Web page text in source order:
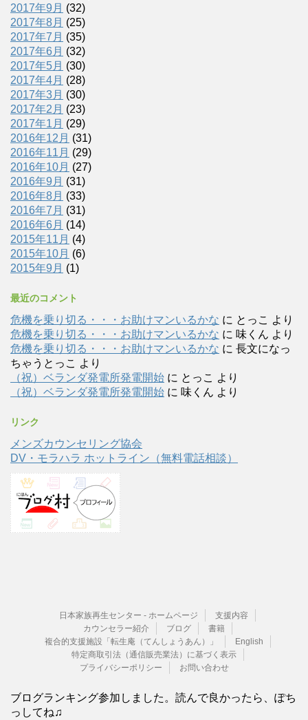
2017年9月 (32)
2017年8月 (25)
2017年7月 (35)
2017年6月 (32)
2017年5月 (30)
2017年4月 (28)
2017年3月 (30)
2017年2月 (23)
2017年1月 (29)
2016年12月 (31)
2016年11月 (29)
2016年10月 (27)
2016年9月 (31)
2016年8月 (33)
2016年7月 (31)
2016年6月 (14)
2015年11月 (4)
2015年10月 (6)
2015年9月 (1)
最近のコメント
危機を乗り切る・・・お助けマンいるかな に とっこ より
危機を乗り切る・・・お助けマンいるかな に 味くん より
危機を乗り切る・・・お助けマンいるかな に 長文になっ
ちゃうとっこ より
（祝）ベランダ発電所発電開始 に とっこ より
（祝）ベランダ発電所発電開始 に 味くん より
リンク
メンズカウンセリング協会
DV・モラハラ ホットライン（無料電話相談）
日本家族再生センター - ホームページ
支援内容
カウンセラー紹介
ブログ
書籍
複合的支援施設「転生庵（てんしょうあん）」
English
特定商取引法（通信販売業法）に基づく表示
プライバシーポリシー
お問い合わせ
ブログランキング参加しました。読んで良かったら、ぽち
っしてね♫